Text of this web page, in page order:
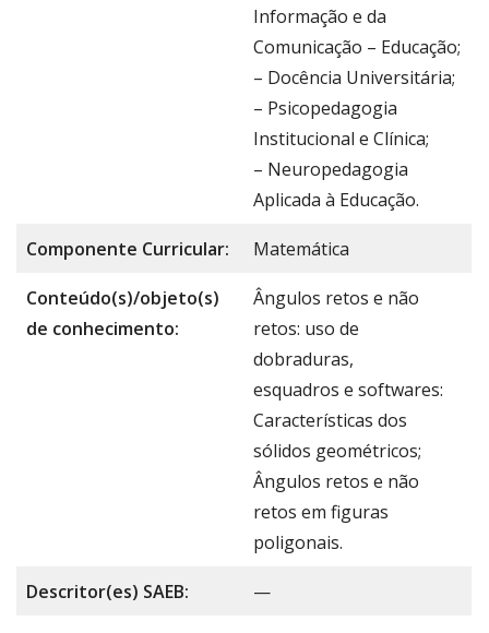
Informação e da
Comunicação – Educação;
– Docência Universitária;
– Psicopedagogia
Institucional e Clínica;
– Neuropedagogia
Aplicada à Educação.
Componente Curricular: Matemática
Conteúdo(s)/objeto(s)
de conhecimento:
Ângulos retos e não
retos: uso de
dobraduras,
esquadros e softwares:
Características dos
sólidos geométricos;
Ângulos retos e não
retos em figuras
poligonais.
Descritor(es) SAEB: —